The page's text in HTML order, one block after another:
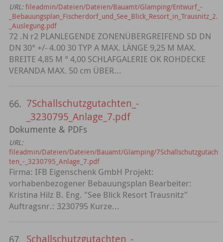
URL: fileadmin/Dateien/Dateien/Bauamt/Glamping/Entwurf_-
_Bebauungsplan_Fischerdorf_und_See_Blick_Resort_in_Trausnitz_2.
_Auslegung.pdf
72 .N r2 PLANLEGENDE ZONENÜBERGREIFEND SD DN
DN 30° +/- 4.00 30 TYP A MAX. LÄNGE 9,25 M MAX.
BREITE 4,85 M ° 4,00 SCHLAFGALERIE OK ROHDECKE
VERANDA MAX. 50 cm ÜBER...
66. 7Schallschutzgutachten_-
_3230795_Anlage_7.pdf
Dokumente & PDFs
URL:
fileadmin/Dateien/Dateien/Bauamt/Glamping/7Schallschutzgutach
ten_-_3230795_Anlage_7.pdf
Firma: IFB Eigenschenk GmbH Projekt:
vorhabenbezogener Bebauungsplan Bearbeiter:
Kristina Hilz B. Eng. "See Blick Resort Trausnitz"
Auftragsnr.: 3230795 Kurze...
Schallschutzgutachten_-